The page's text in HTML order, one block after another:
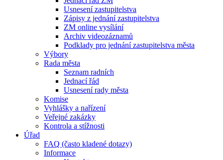
Usnesení zastupitelstva
Zápisy z jednání zastupitelstva
ZM online vysílání
Archiv videozáznamů
Podklady pro jednání zastupitelstva města
Výbory
Rada města
Seznam radních
Jednací řád
Usnesení rady města
Komise
Vyhlášky a nařízení
Veřejné zakázky
Kontrola a stížnosti
Úřad
FAQ (často kladené dotazy)
Informace